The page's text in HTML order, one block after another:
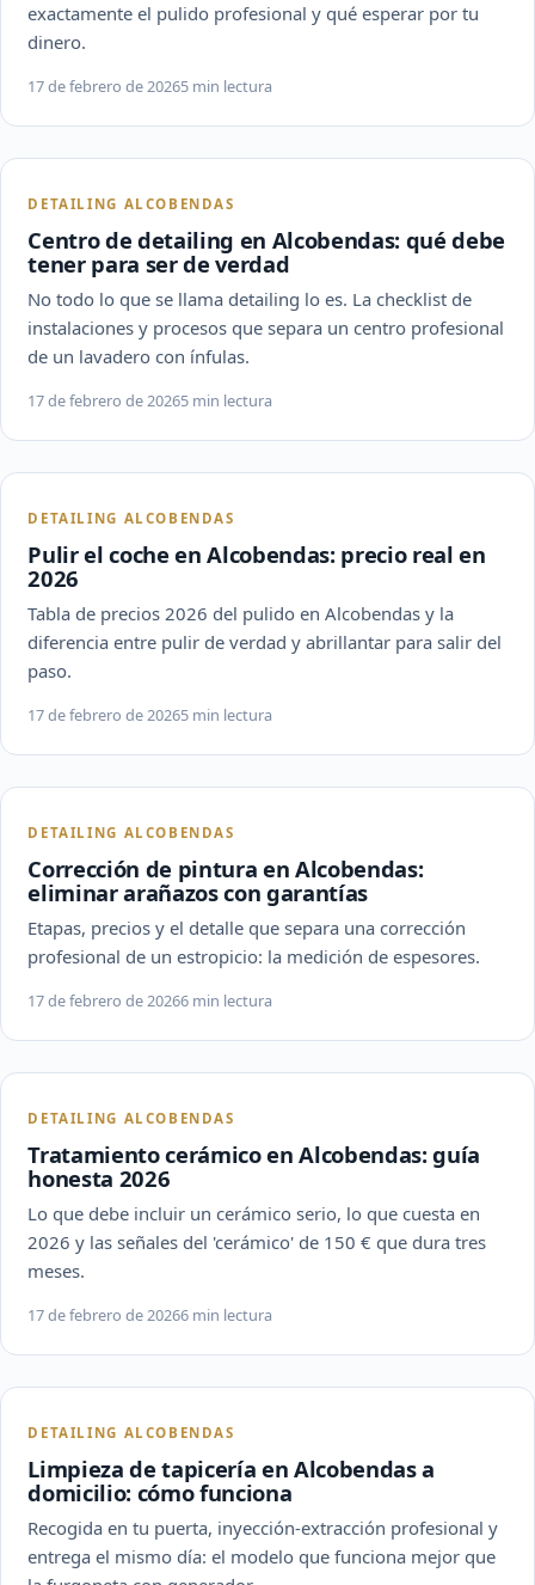
exactamente el pulido profesional y qué esperar por tu
dinero.
17 de febrero de 20265 min lectura
DETAILING ALCOBENDAS
Centro de detailing en Alcobendas: qué debe
tener para ser de verdad
No todo lo que se llama detailing lo es. La checklist de
instalaciones y procesos que separa un centro profesional
de un lavadero con ínfulas.
17 de febrero de 20265 min lectura
DETAILING ALCOBENDAS
Pulir el coche en Alcobendas: precio real en
2026
Tabla de precios 2026 del pulido en Alcobendas y la
diferencia entre pulir de verdad y abrillantar para salir del
paso.
17 de febrero de 20265 min lectura
DETAILING ALCOBENDAS
Corrección de pintura en Alcobendas:
eliminar arañazos con garantías
Etapas, precios y el detalle que separa una corrección
profesional de un estropicio: la medición de espesores.
17 de febrero de 20266 min lectura
DETAILING ALCOBENDAS
Tratamiento cerámico en Alcobendas: guía
honesta 2026
Lo que debe incluir un cerámico serio, lo que cuesta en
2026 y las señales del 'cerámico' de 150 € que dura tres
meses.
17 de febrero de 20266 min lectura
DETAILING ALCOBENDAS
Limpieza de tapicería en Alcobendas a
domicilio: cómo funciona
Recogida en tu puerta, inyección-extracción profesional y
entrega el mismo día: el modelo que funciona mejor que